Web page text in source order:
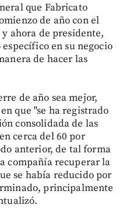
que Fabricato
de año con el
ahora de presidente,
en su negocio
de hacer las
de año sea mejor,
que "se ha registrado
consolidada de las
cerca del 60 por
anterior, de tal forma
compañía recuperar la
se había reducido por
principalmente